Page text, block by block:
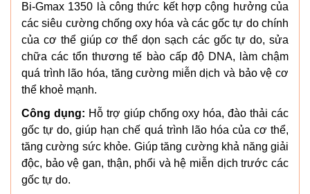
Bi-Gmax 1350 là công thức kết hợp cộng hưởng của
các siêu cường chống oxy hóa và các gốc tự do chính
của cơ thể giúp cơ thể dọn sạch các gốc tự do, sửa
chữa các tổn thương tế bào cấp độ DNA, làm chậm
quá trình lão hóa, tăng cường miễn dịch và bảo vệ cơ
thể khoẻ mạnh.
Công dụng: Hỗ trợ giúp chống oxy hóa, đào thải các
gốc tự do, giúp hạn chế quá trình lão hóa của cơ thể,
tăng cường sức khỏe. Giúp tăng cường khả năng giải
độc, bảo vệ gan, thận, phổi và hệ miễn dịch trước các
gốc tự do.